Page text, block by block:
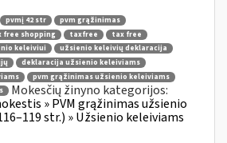
pvmį 42 str
pvm grąžinimas
free shopping taxfree
tax free
keleiviui
užsienio keleivių deklaracija
deklaracija užsienio keleiviams
pvm grąžinimas užsienio keleiviams
Mokesčių žinyno kategorijos:
» PVM grąžinimas užsienio
str.) » Užsienio keleiviams